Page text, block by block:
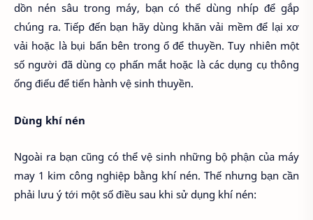
dồn nén sâu trong máy, bạn có thể dùng nhíp để gắp
chúng ra. Tiếp đến bạn hãy dùng khăn vải mềm để lại xơ
vải hoặc là bụi bẩn bên trong ổ để thuyền. Tuy nhiên một
số người đã dùng cọ phấn mắt hoặc là các dụng cụ thông
ống điếu để tiến hành vệ sinh thuyền.
Dùng khí nén
Ngoài ra bạn cũng có thể vệ sinh những bộ phận của máy
may 1 kim công nghiệp bằng khí nén. Thế nhưng bạn cần
phải lưu ý tới một số điều sau khi sử dụng khí nén: